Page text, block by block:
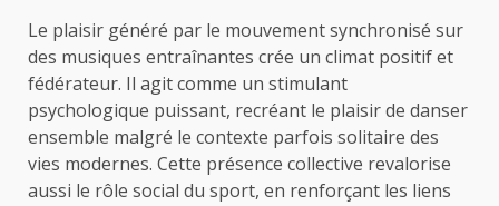
Le plaisir généré par le mouvement synchronisé sur
des musiques entraînantes crée un climat positif et
fédérateur. Il agit comme un stimulant
psychologique puissant, recréant le plaisir de danser
ensemble malgré le contexte parfois solitaire des
vies modernes. Cette présence collective revalorise
aussi le rôle social du sport, en renforçant les liens